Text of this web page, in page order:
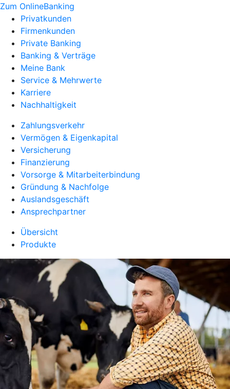
Zum OnlineBanking
Privatkunden
Firmenkunden
Private Banking
Banking & Verträge
Meine Bank
Service & Mehrwerte
Karriere
Nachhaltigkeit
Zahlungsverkehr
Vermögen & Eigenkapital
Versicherung
Finanzierung
Vorsorge & Mitarbeiterbindung
Gründung & Nachfolge
Auslandsgeschäft
Ansprechpartner
Übersicht
Produkte